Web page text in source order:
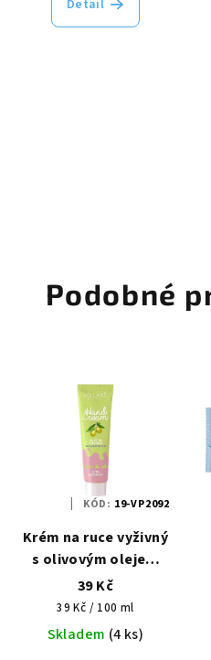
Detail
Podobné
Krém na ruce vyživný
s olivovým olejem
100ml - Vollaré
39 Kč
Měrná
cena:
39 Kč / 100 ml
Skladem (4 ks)
KÓD: 19-VP2092